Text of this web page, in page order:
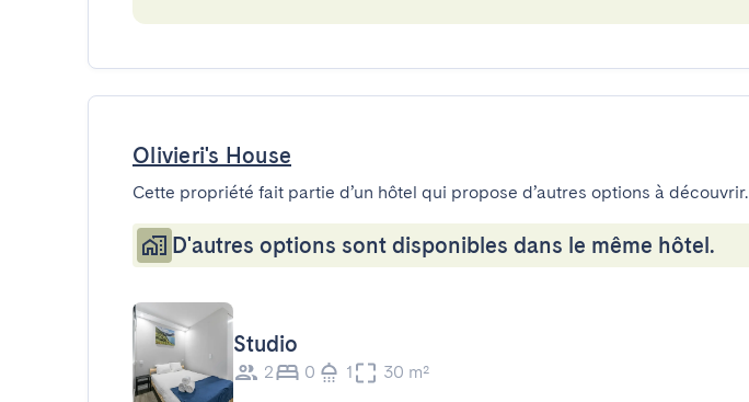
Olivieri's House
Cette propriété fait partie d’un hôtel qui propose d’autres options à découvrir.
D'autres options sont disponibles dans le même hôtel.
Studio
2 0 1 30 m²